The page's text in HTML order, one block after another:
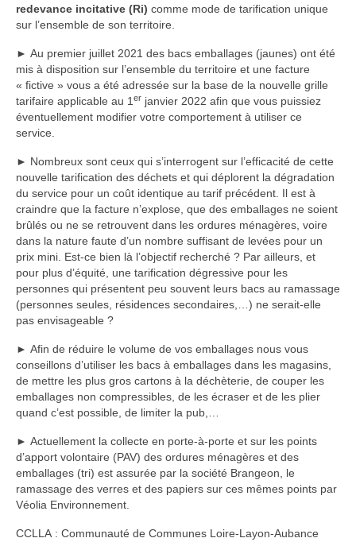
Systèmes
Les différentes solutions de traitement
La phytoépuration
Les fosses toutes eaux
Les filtres compacts
Informations conseils
Guide d’information sur les ANC
Textes de loi sur l’eau
Les contrôles du SPANC et réhabilitations
Procédures contrôles
Je veux refaire mon assainissement
démarches et conseils
Liste des installateurs
Aides au financement
Le SPANC
redevance incitative (Ri) comme mode de tarification unique
sur l’ensemble de son territoire.
► Au premier juillet 2021 des bacs emballages (jaunes) ont été
mis à disposition sur l’ensemble du territoire et une facture
« fictive » vous a été adressée sur la base de la nouvelle grille
tarifaire applicable au 1 er janvier 2022 afin que vous puissiez
éventuellement modifier votre comportement à utiliser ce
service.
► Nombreux sont ceux qui s’interrogent sur l’efficacité de cette
nouvelle tarification des déchets et qui déplorent la dégradation
du service pour un coût identique au tarif précédent. Il est à
craindre que la facture n’explose, que des emballages ne soient
brûlés ou ne se retrouvent dans les ordures ménagères, voire
dans la nature faute d’un nombre suffisant de levées pour un
prix mini. Est-ce bien là l’objectif recherché ? Par ailleurs, et
pour plus d’équité, une tarification dégressive pour les
personnes qui présentent peu souvent leurs bacs au ramassage
(personnes seules, résidences secondaires,…) ne serait-elle
pas envisageable ?
► Afin de réduire le volume de vos emballages nous vous
conseillons d’utiliser les bacs à emballages dans les magasins,
de mettre les plus gros cartons à la déchèterie, de couper les
emballages non compressibles, de les écraser et de les plier
quand c’est possible, de limiter la pub,…
► Actuellement la collecte en porte-à-porte et sur les points
d’apport volontaire (PAV) des ordures ménagères et des
emballages (tri) est assurée par la société Brangeon, le
ramassage des verres et des papiers sur ces mêmes points par
Véolia Environnement.
CCLLA : Communauté de Communes Loire-Layon-Aubance